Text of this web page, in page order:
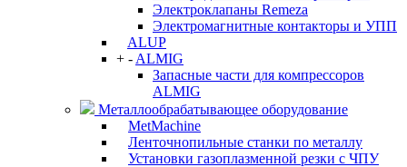
Электроклапаны Remeza
Электромагнитные контакторы и УПП
ALUP
+ - ALMIG
Запасные части для компрессоров
ALMIG
Металлообрабатывающее оборудование
MetMachine
Ленточнопильные станки по металлу
Установки газоплазменной резки с ЧПУ